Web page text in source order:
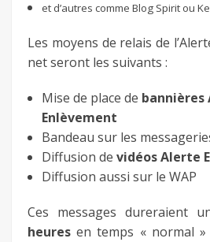
et d’autres comme Blog Spirit ou
Les moyens de relais de
net seront les suivants :
Mise de place de bannières
Enlèvement
Bandeau sur les
Diffusion de vidéos Alerte
Diffusion aussi sur le WAP
Ces messages dureraient
heures en temps « normal